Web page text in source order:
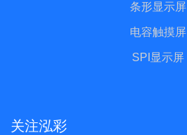
条形显示屏
电容触摸屏
SPI显示屏
关注泓彩